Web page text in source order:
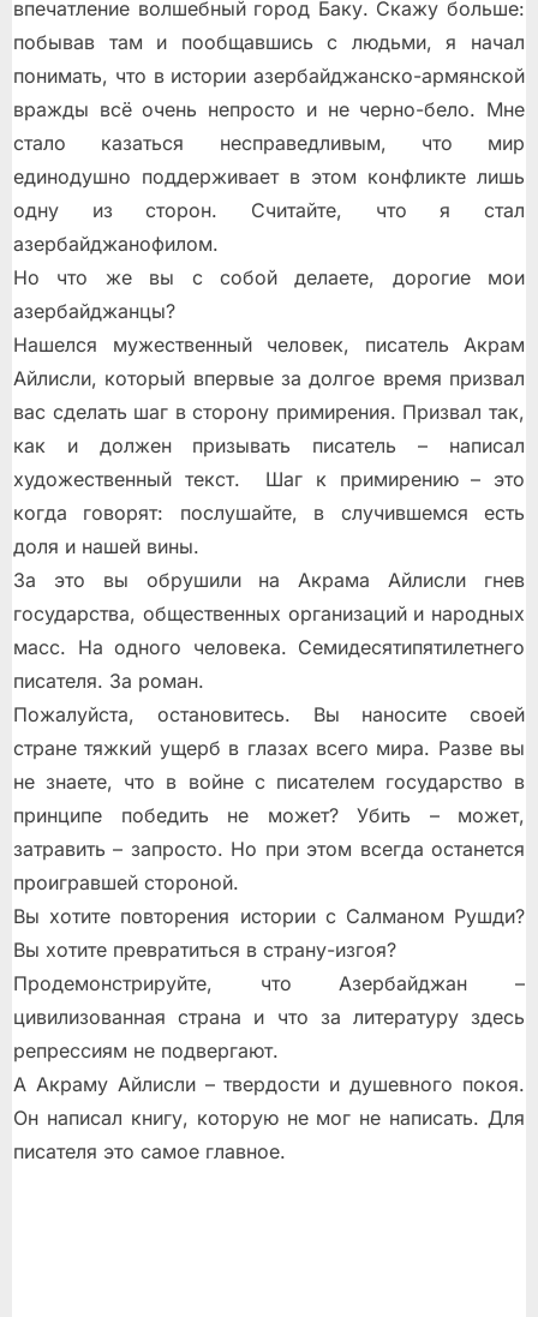
впечатление волшебный город Баку. Скажу больше:
побывав там и пообщавшись с людьми, я начал
понимать, что в истории азербайджанско-армянской
вражды всё очень непросто и не черно-бело. Мне
стало казаться несправедливым, что мир
единодушно поддерживает в этом конфликте лишь
одну из сторон. Считайте, что я стал
азербайджанофилом.
Но что же вы с собой делаете, дорогие мои
азербайджанцы?
Нашелся мужественный человек, писатель Акрам
Айлисли, который впервые за долгое время призвал
вас сделать шаг в сторону примирения. Призвал так,
как и должен призывать писатель – написал
художественный текст. Шаг к примирению – это
когда говорят: послушайте, в случившемся есть
доля и нашей вины.
За это вы обрушили на Акрама Айлисли гнев
государства, общественных организаций и народных
масс. На одного человека. Семидесятипятилетнего
писателя. За роман.
Пожалуйста, остановитесь. Вы наносите своей
стране тяжкий ущерб в глазах всего мира. Разве вы
не знаете, что в войне с писателем государство в
принципе победить не может? Убить – может,
затравить – запросто. Но при этом всегда останется
проигравшей стороной.
Вы хотите повторения истории с Салманом Рушди?
Вы хотите превратиться в страну-изгоя?
Продемонстрируйте, что Азербайджан –
цивилизованная страна и что за литературу здесь
репрессиям не подвергают.
А Акраму Айлисли – твердости и душевного покоя.
Он написал книгу, которую не мог не написать. Для
писателя это самое главное.